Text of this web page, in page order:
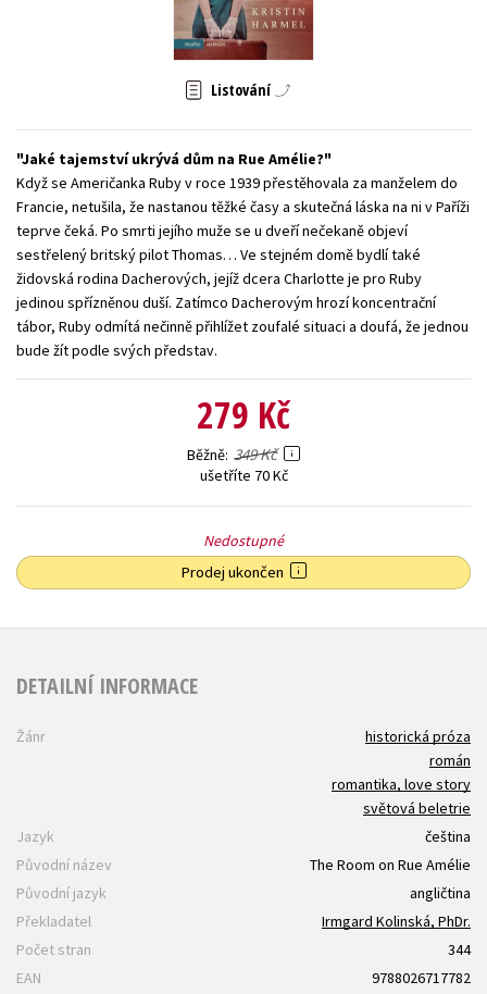
Zahraniční literatura
Všechny tituly
Listování
Jaké tajemství ukrývá dům na Rue Amélie?
Když se Američanka Ruby v roce 1939 přestěhovala za manželem do
Francie, netušila, že nastanou těžké časy a skutečná láska na ni v Paříži
teprve čeká. Po smrti jejího muže se u dveří nečekaně objeví
sestřelený britský pilot Thomas… Ve stejném domě bydlí také
židovská rodina Dacherových, jejíž dcera Charlotte je pro Ruby
jedinou spřízněnou duší. Zatímco Dacherovým hrozí koncentrační
tábor, Ruby odmítá nečinně přihlížet zoufalé situaci a doufá, že jednou
bude žít podle svých představ.
279 Kč
Běžně 349 Kč
ušetříte 70 Kč
Nedostupné
Prodej ukončen
DETAILNÍ INFORMACE
Žánr
historická próza
román
romantika, love story
světová beletrie
Jazyk
čeština
Původní název
The Room on Rue Amélie
Původní jazyk
angličtina
Překladatel
Irmgard Kolinská, PhDr.
Počet stran
344
EAN
9788026717782